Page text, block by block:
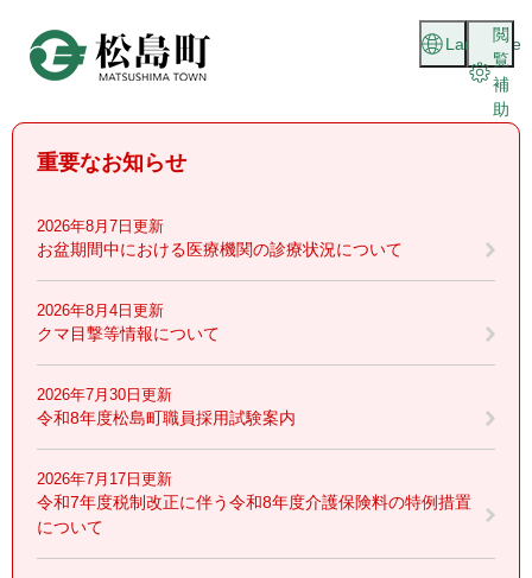
頭
閲
覧
補
助
Language
重要なお知らせ
2026年8月7日更新
お盆期間中における医療機関の診療状況について
2026年8月4日更新
クマ目撃等情報について
2026年7月30日更新
令和8年度松島町職員採用試験案内
2026年7月17日更新
令和7年度税制改正に伴う令和8年度介護保険料の特例措置
について